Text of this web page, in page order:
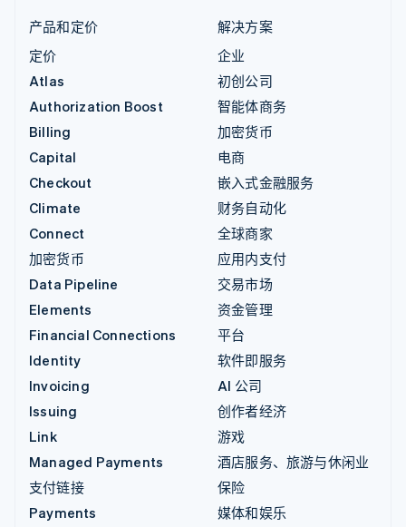
产品和定价
定价
Atlas
Authorization Boost
Billing
Capital
Checkout
Climate
Connect
加密货币
Data Pipeline
Elements
Financial Connections
Identity
Invoicing
Issuing
Link
Managed Payments
支付链接
Payments
解决方案
企业
初创公司
智能体商务
加密货币
电商
嵌入式金融服务
财务自动化
全球商家
应用内支付
交易市场
资金管理
平台
软件即服务
AI 公司
创作者经济
游戏
酒店服务、旅游与休闲业
保险
媒体和娱乐